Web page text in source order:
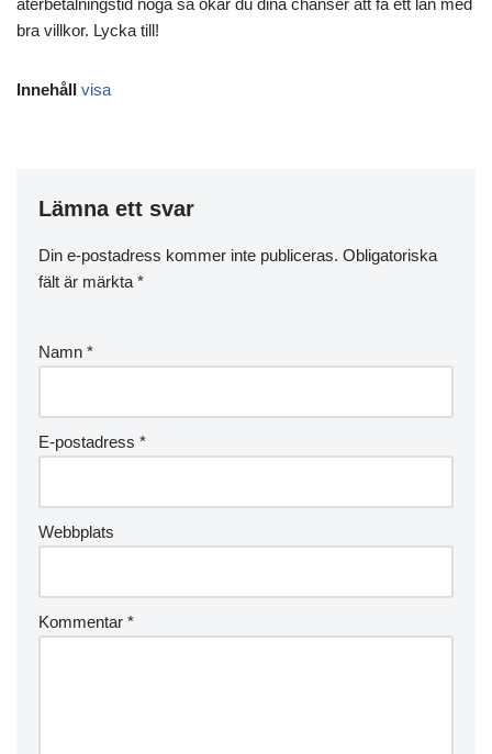
återbetalningstid noga så ökar du dina chanser att få ett lån med
bra villkor. Lycka till!
Innehåll visa
Lämna ett svar
Din e-postadress kommer inte publiceras. Obligatoriska
fält är märkta *
Namn *
E-postadress *
Webbplats
Kommentar *